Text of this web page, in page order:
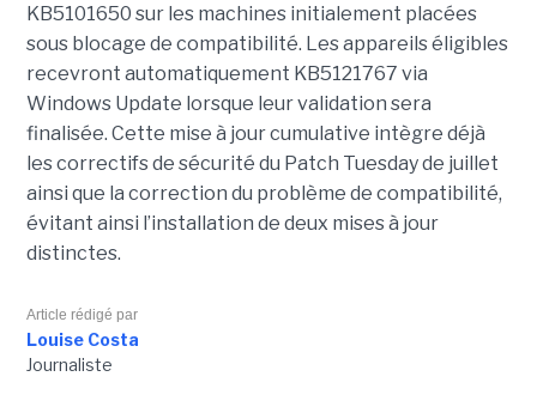
KB5101650 sur les machines initialement placées
sous blocage de compatibilité. Les appareils éligibles
recevront automatiquement KB5121767 via
Windows Update lorsque leur validation sera
finalisée. Cette mise à jour cumulative intègre déjà
les correctifs de sécurité du Patch Tuesday de juillet
ainsi que la correction du problème de compatibilité,
évitant ainsi l’installation de deux mises à jour
distinctes.
Article rédigé par
Louise Costa
Journaliste